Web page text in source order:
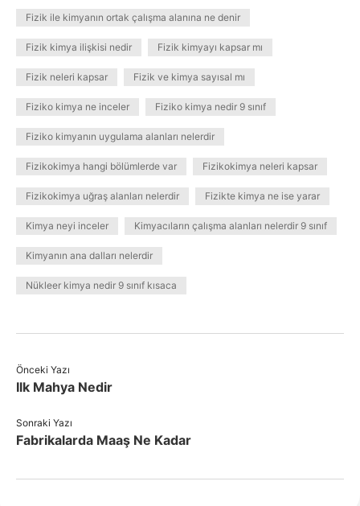
Fizik ile kimyanın ortak çalışma alanına ne denir
Fizik kimya ilişkisi nedir Fizik kimyayı kapsar mı
Fizik neleri kapsar Fizik ve kimya sayısal mı
Fiziko kimya ne inceler Fiziko kimya nedir 9 sınıf
Fiziko kimyanın uygulama alanları nelerdir
Fizikokimya hangi bölümlerde var Fizikokimya neleri kapsar
Fizikokimya uğraş alanları nelerdir Fizikte kimya ne ise yarar
Kimya neyi inceler Kimyacıların çalışma alanları nelerdir 9 sınıf
Kimyanın ana dalları nelerdir
Nükleer kimya nedir 9 sınıf kısaca
Önceki Yazı
Ilk Mahya Nedir
Sonraki Yazı
Fabrikalarda Maaş Ne Kadar